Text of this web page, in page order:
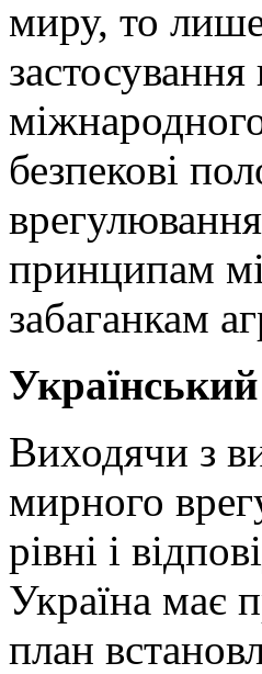
миру, то
безпекові
принципам
забаганкам
Виходячи з
мирного
рівні і
Україна має
план